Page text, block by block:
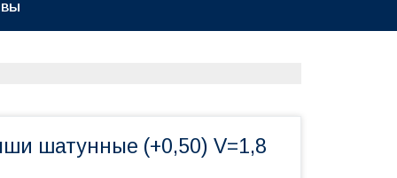
шатунные (+0,50) V=1,8